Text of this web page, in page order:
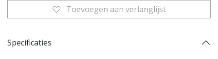
Toevoegen aan verlanglijst
Specificaties